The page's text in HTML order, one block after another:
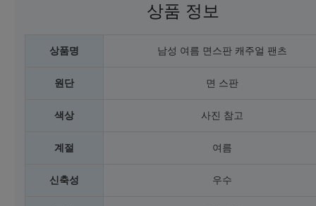
상품 정보
상품명 남성 여름 면스판 캐주얼 팬츠
원단 면 스판
색상 사진 참고
계절 여름
신축성 우수